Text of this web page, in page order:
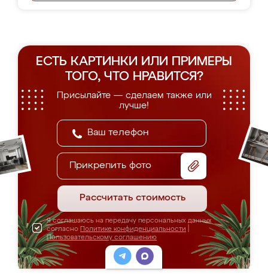
ЕСТЬ КАРТИНКИ ИЛИ ПРИМЕРЫ
ТОГО, ЧТО НРАВИТСЯ?
Присылайте — сделаем также или
лучше!
Прикрепить фото
Рассчитать стоимость
Я соглашаюсь на передачу персональных данных
согласно Политике конфиденциальности
Пользовательскому соглашению